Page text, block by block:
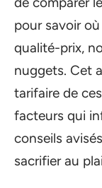
pour savoir
qualité-prix,
nuggets. Cet
tarifaire de
facteurs qui
conseils
sacrifier au